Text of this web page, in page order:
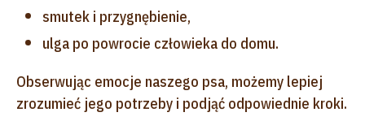
smutek i przygnębienie,
ulga po powrocie człowieka do domu.
Obserwując emocje naszego psa, możemy lepiej
zrozumieć jego potrzeby i podjąć odpowiednie kroki.